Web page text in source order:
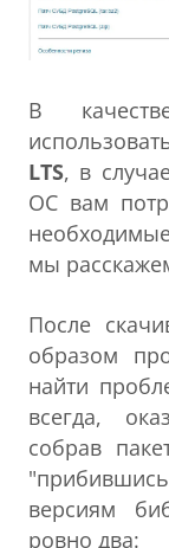
В
LTS, в
ОС вам
мы
После
образом
найти
всегда,
собрав
версиям
ровно два: